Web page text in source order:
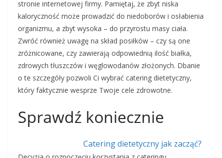
stronie internetowej firmy. Pamiętaj, że zbyt niska
kaloryczność może prowadzić do niedoborów i osłabienia
organizmu, a zbyt wysoka – do przyrostu masy ciała.
Zwróć również uwagę na skład posiłków – czy są one
zróżnicowane, czy zawierają odpowiednią ilość białka,
zdrowych tłuszczów i węglowodanów złożonych. Dbanie
o te szczegóły pozwoli Ci wybrać catering dietetyczny,
który faktycznie wesprze Twoje cele zdrowotne.
Sprawdź koniecznie
Catering dietetyczny jak zacząć?